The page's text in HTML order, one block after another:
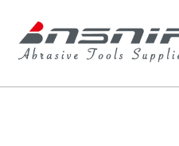
contenido